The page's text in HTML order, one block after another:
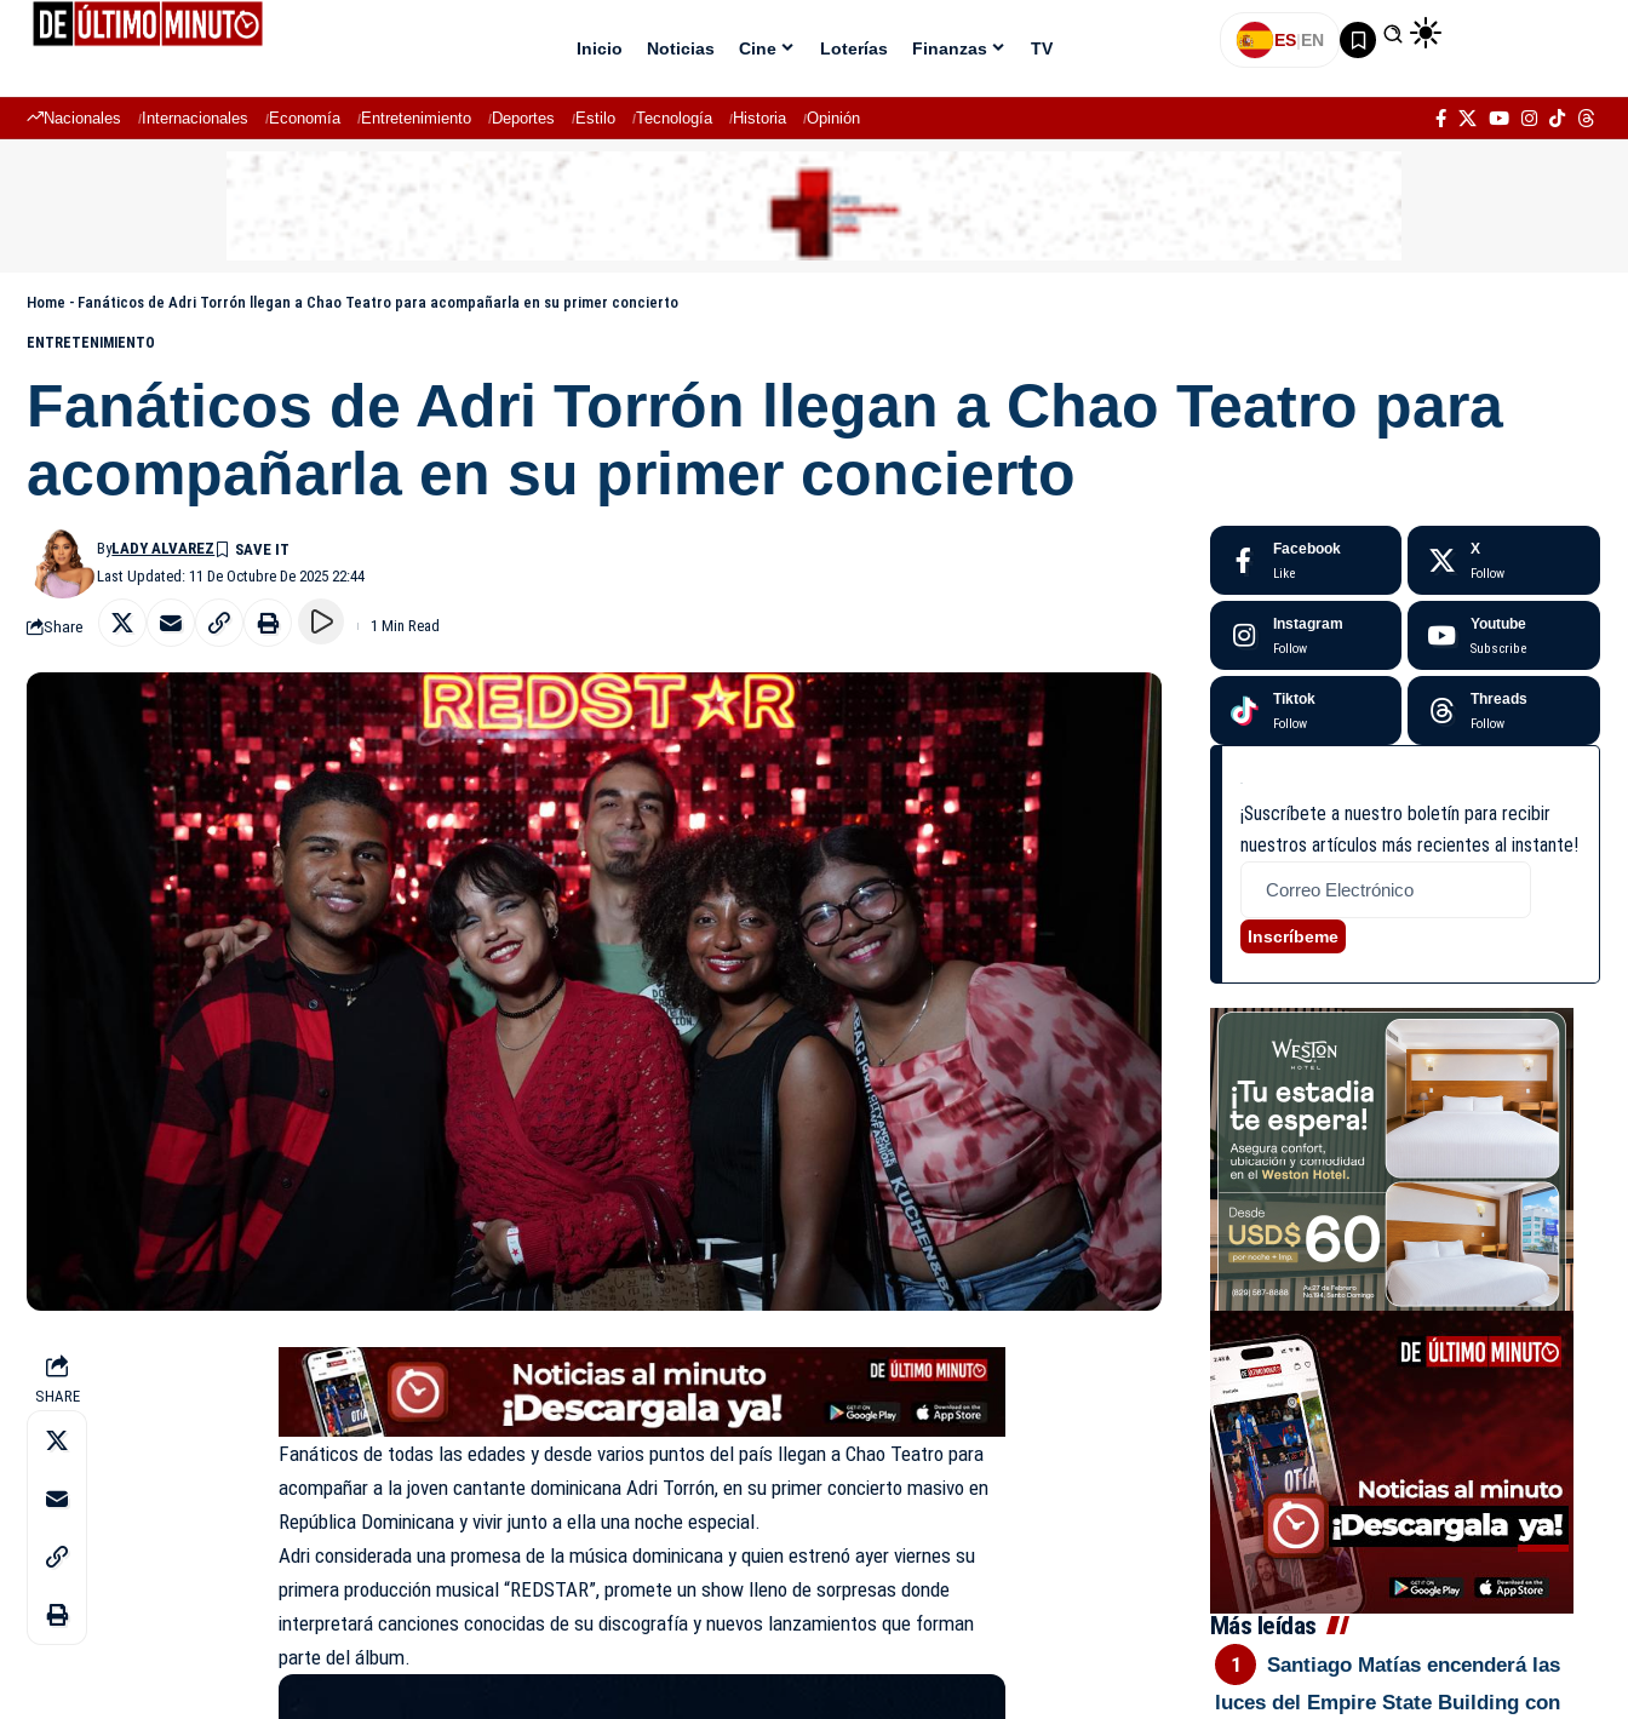
Inicio Noticias Cine Loterías Finanzas TV ES|EN
Nacionales Internacionales Economía Entretenimiento Deportes Estilo Tecnología Historia Opinión
Home - Fanáticos de Adri Torrón llegan a Chao Teatro para acompañarla en su primer concierto
ENTRETENIMIENTO
Fanáticos de Adri Torrón llegan a Chao Teatro para
acompañarla en su primer concierto
Last Updated: 11 De Octubre De 2025 22:44
ByLADY ALVAREZ
Share 1 Min Read
SHARE
Fanáticos de todas las edades y desde varios puntos del país llegan a Chao Teatro para
acompañar a la joven cantante dominicana Adri Torrón, en su primer concierto masivo en
República Dominicana y vivir junto a ella una noche especial.
Adri considerada una promesa de la música dominicana y quien estrenó ayer viernes su
primera producción musical “REDSTAR”, promete un show lleno de sorpresas donde
interpretará canciones conocidas de su discografía y nuevos lanzamientos que forman
parte del álbum.
Facebook
Like
X
Follow
Instagram
Follow
Youtube
Subscribe
Tiktok
Follow
Threads
Follow
¡Suscríbete a nuestro boletín para recibir
nuestros artículos más recientes al instante!
Inscríbeme
Más leídas
Santiago Matías encenderá las
luces del Empire State Building con